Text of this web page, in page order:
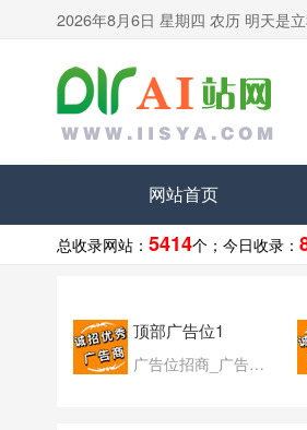
2026年8月6日 星期四 农历 明天是
网站首页
总收录网站： 5414个； 今日收录：
顶部广告位1
广告位招商_广告位待售